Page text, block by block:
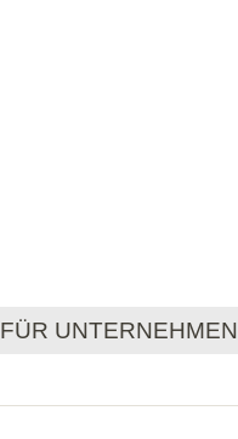
FÜR UNTERNEHMEN